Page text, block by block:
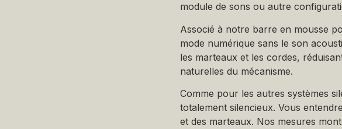
module de sons ou autre
Associé à notre barre en mousse
mode numérique sans le son
les marteaux et les cordes,
naturelles du mécanisme.
Comme pour les autres systèmes
totalement silencieux. Vous
et des marteaux. Nos mesures